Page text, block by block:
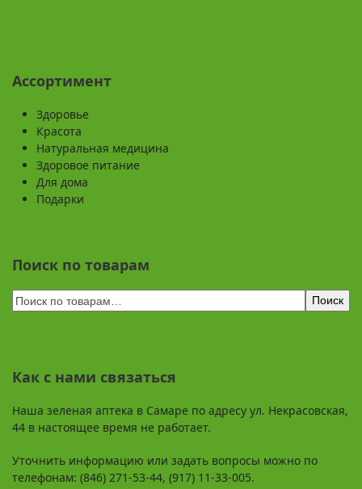
Ассортимент
Здоровье
Красота
Натуральная медицина
Здоровое питание
Для дома
Подарки
Поиск по товарам
Поиск
Как с нами связаться
Наша зеленая аптека в Самаре по адресу ул. Некрасовская,
44 в настоящее время не работает.
Уточнить информацию или задать вопросы можно по
телефонам: (846) 271-53-44, (917) 11-33-005.